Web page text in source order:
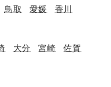
鳥取 愛媛
香川
大分 宮崎
佐賀